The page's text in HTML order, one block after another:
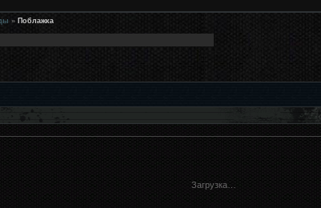
» Поблажка
Загрузка…